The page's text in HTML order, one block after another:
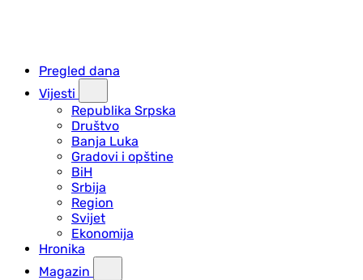
Pregled dana
Vijesti
Republika Srpska
Društvo
Banja Luka
Gradovi i opštine
BiH
Srbija
Region
Svijet
Ekonomija
Hronika
Magazin